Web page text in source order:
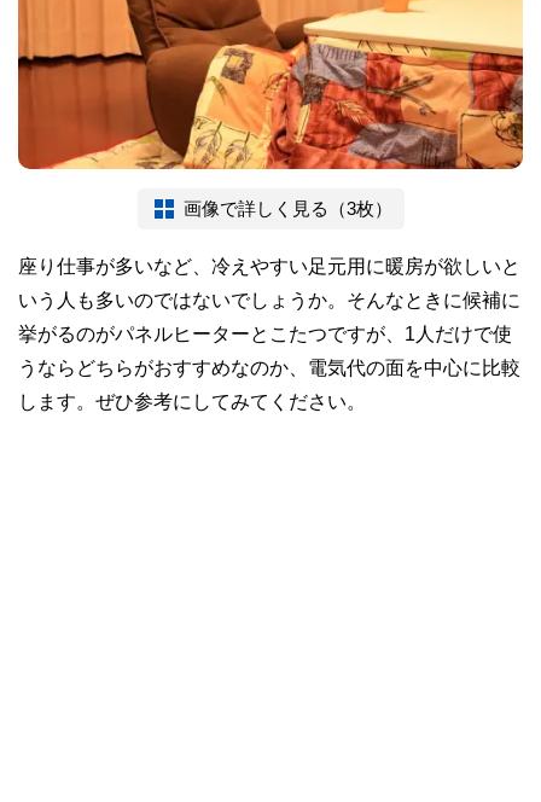
画像で詳しく見る（3枚）
座り仕事が多いなど、冷えやすい足元用に暖房が欲しいと
いう人も多いのではないでしょうか。そんなときに候補に
挙がるのがパネルヒーターとこたつですが、1人だけで使
うならどちらがおすすめなのか、電気代の面を中心に比較
します。ぜひ参考にしてみてください。